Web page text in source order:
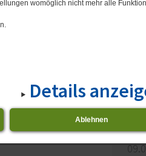
womöglich nicht mehr alle
Details
Ablehnen
24